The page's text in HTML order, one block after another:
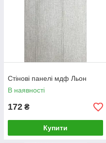
Стінові панелі мдф Льон
В наявності
172 ₴
Купити